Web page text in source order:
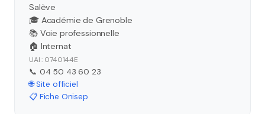
Salève
🎓 Académie de Grenoble
📚 Voie professionnelle
🏠 Internat
UAI : 0740144E
📞 04 50 43 60 23
🌐 Site officiel
📋 Fiche Onisep